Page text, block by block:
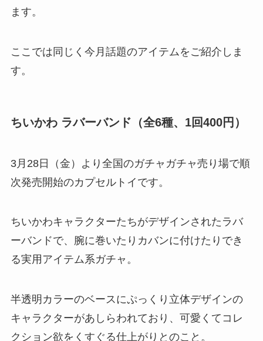
ます。
ここでは同じく今月話題のアイテムをご紹介しま
す。
ちいかわ ラバーバンド （全6種、1回400円）
3月28日（金）より全国のガチャガチャ売り場で順
次発売開始のカプセルトイです。
ちいかわキャラクターたちがデザインされたラバ
ーバンドで、腕に巻いたりカバンに付けたりでき
る実用アイテム系ガチャ。
半透明カラーのベースにぷっくり立体デザインの
キャラクターがあしらわれており、可愛くてコレ
クション欲をくすぐる仕上がりとのこと​。